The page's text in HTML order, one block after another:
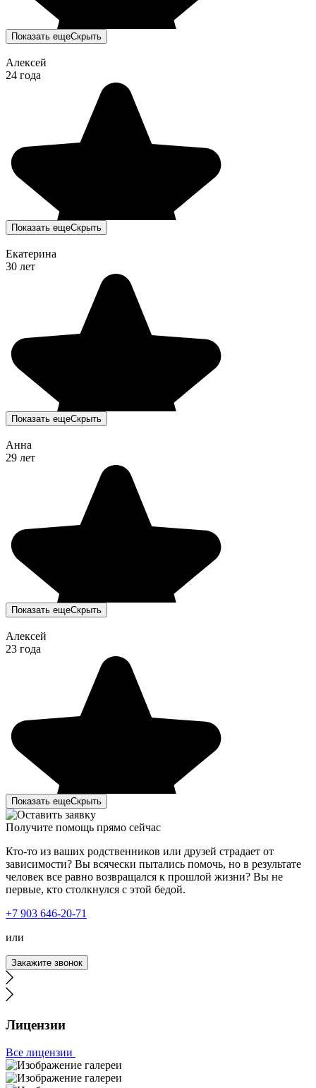
Лечение наркомании в вашей клинике стало огромным
прорывом для нас. Мой сын больше двух лет
употреблял курительные вещества и ни хотел
вам на лечение, сын получил всестороннюю помощь и
поддержку. Был подобран индивидуальный план
лечения, учитывая все особенности моего сына.
Благодаря вашему профессионализму, сын трезвый и
Показать ещеСкрыть
Алексей
24 года
Показать ещеСкрыть
Екатерина
30 лет
Показать ещеСкрыть
Анна
29 лет
Показать ещеСкрыть
Алексей
23 года
Показать ещеСкрыть
Получите помощь прямо сейчас
Кто-то из ваших родственников или друзей страдает от
зависимости? Вы всячески пытались помочь, но в результате
человек все равно возвращался к прошлой жизни? Вы не
первые, кто столкнулся с этой бедой.
+7 903 646-20-71
или
Закажите звонок
Лицензии
Все лицензии